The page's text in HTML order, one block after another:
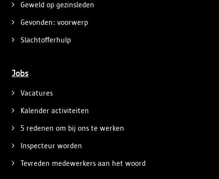
Geweld op gezinsleden
Gevonden: voorwerp
Slachtofferhulp
Jobs
Vacatures
Kalender activiteiten
5 redenen om bij ons te werken
Inspecteur worden
Tevreden medewerkers aan het woord